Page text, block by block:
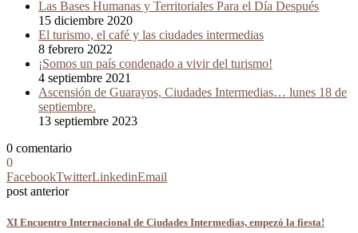
Las Bases Humanas y Territoriales Para el Día Después
15 diciembre 2020
El turismo, el café y las ciudades intermedias
8 febrero 2022
¡Somos un país condenado a vivir del turismo!
4 septiembre 2021
Ascensión de Guarayos, Ciudades Intermedias… lunes 18 de
septiembre.
13 septiembre 2023
0 comentario
0
FacebookTwitterLinkedinEmail
post anterior
XI Encuentro Internacional de Ciudades Intermedias, empezó la fiesta!